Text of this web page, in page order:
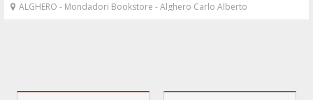
ALGHERO - Mondadori Bookstore - Alghero Carlo Alberto